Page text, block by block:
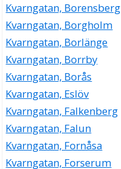
Kvarngatan, Borensberg
Kvarngatan, Borgholm
Kvarngatan, Borlänge
Kvarngatan, Borrby
Kvarngatan, Borås
Kvarngatan, Eslöv
Kvarngatan, Falkenberg
Kvarngatan, Falun
Kvarngatan, Fornåsa
Kvarngatan, Forserum